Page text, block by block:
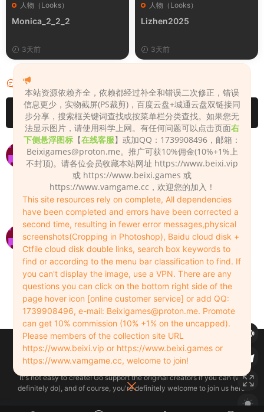
人物（Looks）
Monica_2_2_2
3天前
人物（Looks）
Lizhen2025
3天前
评论
请先登录
依赖去哪来找呢？
xbcome 2025-05-05 0
Hub或Google
2025-05-08
解压密码？？
ceyd2025 2025-06-18 0
小弹窗下方写了解压密码，一般是网址
Admin 2025-06-18 0
Copyleft © 2022-2026 beixi.vip - All Rights Freedom！
创作不易！有能力的同学可以去支持一下原创作者（我们绝对支持），当然
了，您加入这里我们也绝对欢迎！
It's not easy to create! Go support the original creators if you can (we
definitely do), and of course, you're definitely welcome to join us here!
本站资源依赖齐全，依赖都经过补全和错误二次修正，错误
信息更少，实物截屏(PS裁剪)，百度云盘+城通云盘双链接同
步分享，搜索框关键词查找或按菜单栏分类查找。如果您无
法显示图片，请使用科学上网。有任何问题可以点击页面右
下侧悬浮图标 【在线客服】或加QQ：1739908496，邮箱：
Beixigames@proton.me。推广可获10%佣金(10%+1%上
不封顶)。请各位会员收藏本站网址 https://www.beixi.vip
或 https://www.beixi.games 或
https://www.vamgame.cc，欢迎您的加入！
This site resources rely on complete, All dependencies
have been completed and errors have been corrected a
second time, resulting in fewer error messages,physical
screenshots(Cropping in Photoshop), Baidu cloud disk +
Ctfile cloud disk double links, search box keywords to
find or according to the menu bar classification to find. If
you can't display the image, use a VPN. There are any
questions you can click on the bottom right side of the
page hover icon [online customer service] or add QQ:
1739908496, e-mail: Beixigames@proton.me. Promote
can get 10% commission (10% +1% on the uncapped).
Please members of the collection site URL
https://www.beixi.vip or https://www.beixi.games or
https://www.vamgame.cc, welcome to join!